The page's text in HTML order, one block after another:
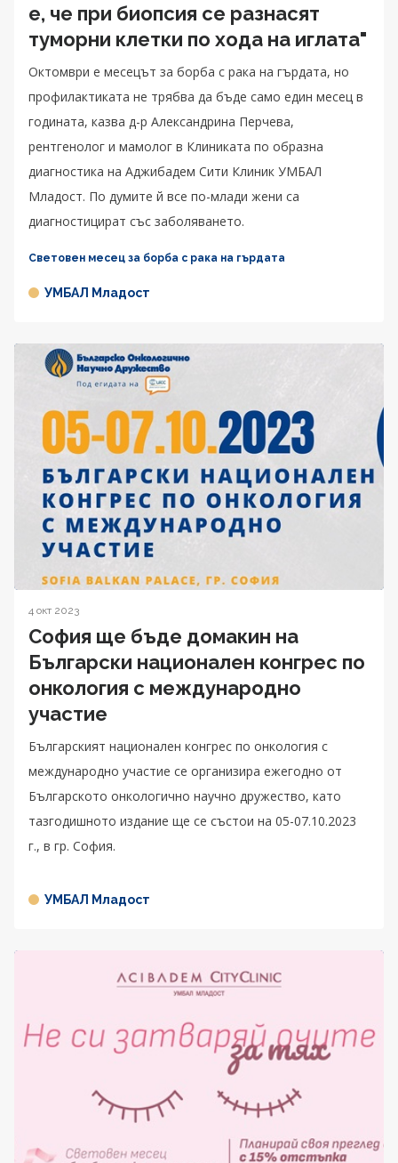
е, че при биопсия се разнасят
туморни клетки по хода на иглата"
Октомври е месецът за борба с рака на гърдата, но
профилактиката не трябва да бъде само един месец в
годината, казва д-р Александрина Перчева,
рентгенолог и мамолог в Клиниката по образна
диагностика на Аджибадем Сити Клиник УМБАЛ
Младост. По думите й все по-млади жени са
диагностицират със заболяването.
Световен месец за борба с рака на гърдата
УМБАЛ Младост
4 окт 2023
София ще бъде домакин на
Български национален конгрес по
онкология с международно
участие
Българският национален конгрес по онкология с
международно участие се организира ежегодно от
Българското онкологично научно дружество, като
тазгодишното издание ще се състои на 05-07.10.2023
г., в гр. София.
УМБАЛ Младост